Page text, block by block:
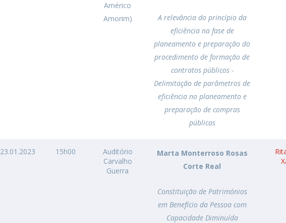
Américo
Amorim)
A relevância do princípio da
eficiência na fase de
planeamento e preparação do
procedimento de formação de
contratos públicos -
Delimitação de parâmetros de
eficiência no planeamento e
preparação de compras
públicas
23.01.2023 15h00
Auditório
Carvalho
Guerra
Marta Monterroso Rosas
Corte Real
Constituição de Patrimónios
em Benefício da Pessoa com
Capacidade Diminuída